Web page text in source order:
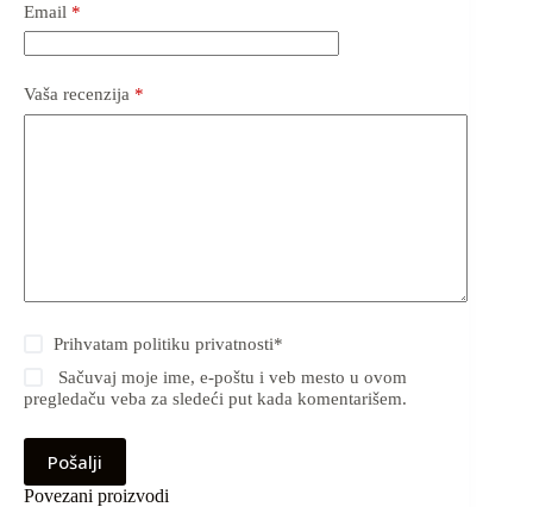
Email *
Vaša recenzija *
Prihvatampolitiku privatnosti*
Sačuvaj moje ime, e-poštu i veb mesto u ovom
pregledaču veba za sledeći put kada komentarišem.
Pošalji
Povezani proizvodi